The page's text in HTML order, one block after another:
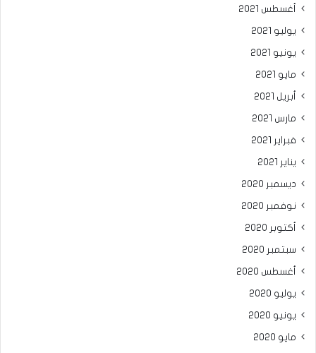
أغسطس 2021
يوليو 2021
يونيو 2021
مايو 2021
أبريل 2021
مارس 2021
فبراير 2021
يناير 2021
ديسمبر 2020
نوفمبر 2020
أكتوبر 2020
سبتمبر 2020
أغسطس 2020
يوليو 2020
يونيو 2020
مايو 2020